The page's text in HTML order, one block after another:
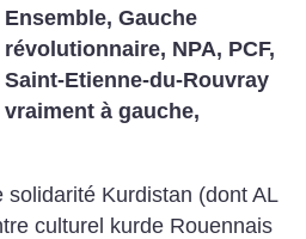
Ensemble, Gauche
révolutionnaire, NPA, PCF,
Saint-Etienne-du-Rouvray
vraiment à gauche,
solidarité Kurdistan (dont AL
culturel kurde Rouennais